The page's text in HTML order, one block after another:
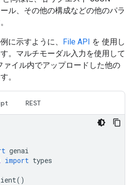
ル、その他の構成などの他のパラ
に示すように、 File API を 使用し
。マルチモーダル入力を使用して
ァイル内でアップロードした他の
。
REST
genai
import types
()